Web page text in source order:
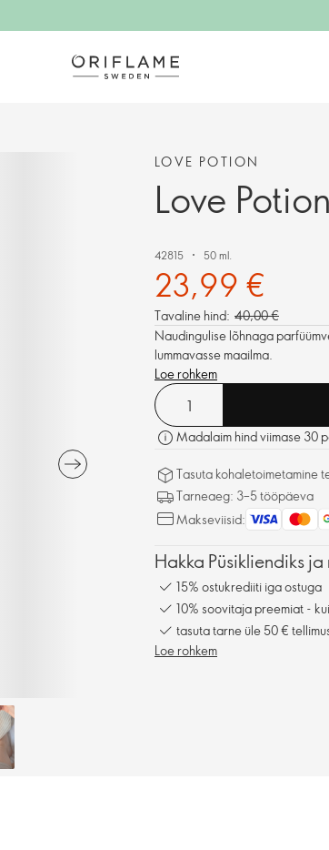
LOVE POTION
Love
42815 50 ml.
23,99 €
Tavaline hind: 40,00 €
Naudingulise lõhnaga
lummavasse maailma.
Loe rohkem
Madalaim hind viimase 30
Tasuta kohaletoimetamine
Tarneaeg: 3–5 tööpäeva
Makseviisid:
Hakka Püsikliendiks
15% ostukrediiti iga ostuga
10% soovitaja preemiat -
tasuta tarne üle 50 €
Loe rohkem